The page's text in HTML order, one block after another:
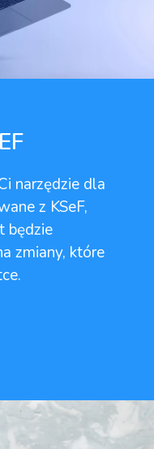
narzędzie dla
z KSeF,
będzie
zmiany, które